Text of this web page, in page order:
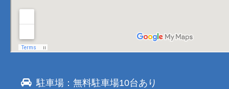
駐車場：無料駐車場10台あり